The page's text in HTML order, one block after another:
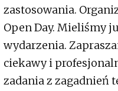
zastosowania.
Open Day. Mieliśmy
wydarzenia.
ciekawy i
zadania z zagadnień